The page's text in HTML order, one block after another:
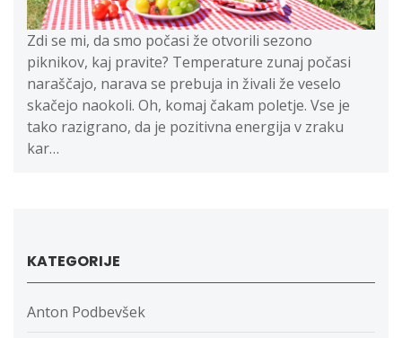
Zdi se mi, da smo počasi že otvorili sezono
piknikov, kaj pravite? Temperature zunaj počasi
naraščajo, narava se prebuja in živali že veselo
skačejo naokoli. Oh, komaj čakam poletje. Vse je
tako razigrano, da je pozitivna energija v zraku
kar…
KATEGORIJE
Anton Podbevšek